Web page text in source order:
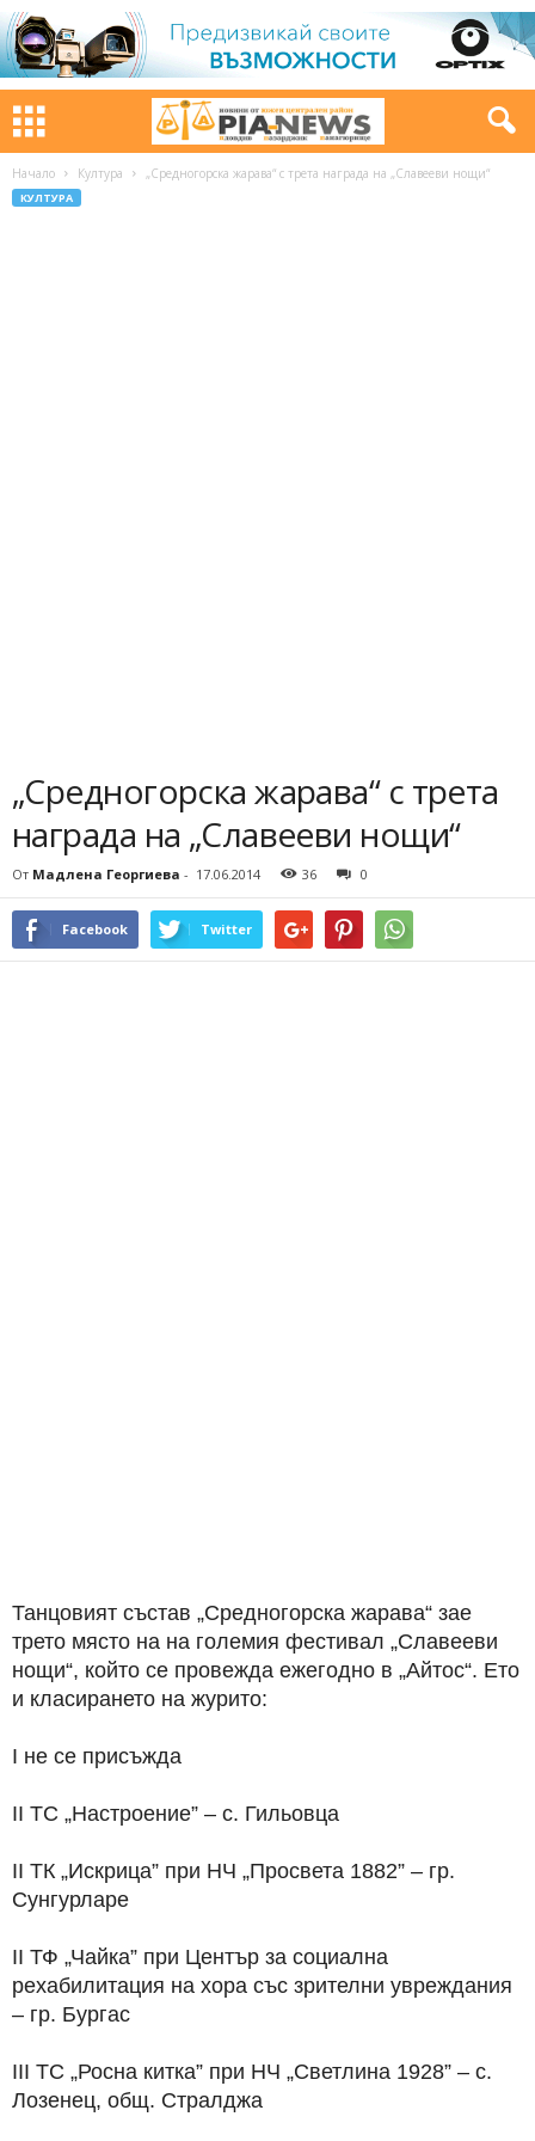
Начало Култура „Средногорска жарава“ с трета награда на „Славееви нощи“
КУЛТУРА
„Средногорска жарава“ с трета
награда на „Славееви нощи“
От Мадлена Георгиева - 17.06.2014 36 0
Facebook Twitter
Танцовият състав „Средногорска жарава“ зае
трето място на на големия фестивал „Славееви
нощи“, който се провежда ежегодно в „Айтос“. Ето
и класирането на журито:
I не се присъжда
II ТС „Настроение” – с. Гильовца
II ТК „Искрица” при НЧ „Просвета 1882” – гр.
Сунгурларе
II ТФ „Чайка” при Център за социална
рехабилитация на хора със зрителни увреждания
– гр. Бургас
III ТС „Росна китка” при НЧ „Светлина 1928” – с.
Лозенец, общ. Стралджа